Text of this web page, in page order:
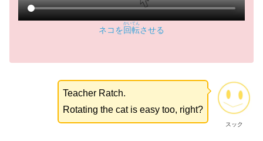
ネコを回転
かいてん
させる
スック
Teacher Ratch.
Rotating the cat is easy too, right?